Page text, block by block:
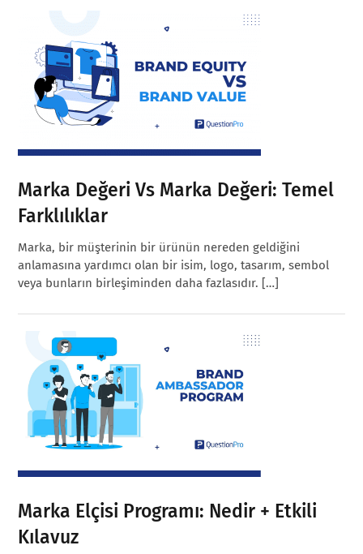
Marka Değeri Vs Marka Değeri: Temel
Farklılıklar
Marka, bir müşterinin bir ürünün nereden geldiğini
anlamasına yardımcı olan bir isim, logo, tasarım, sembol
veya bunların birleşiminden daha fazlasıdır. […]
Marka Elçisi Programı: Nedir + Etkili
Kılavuz